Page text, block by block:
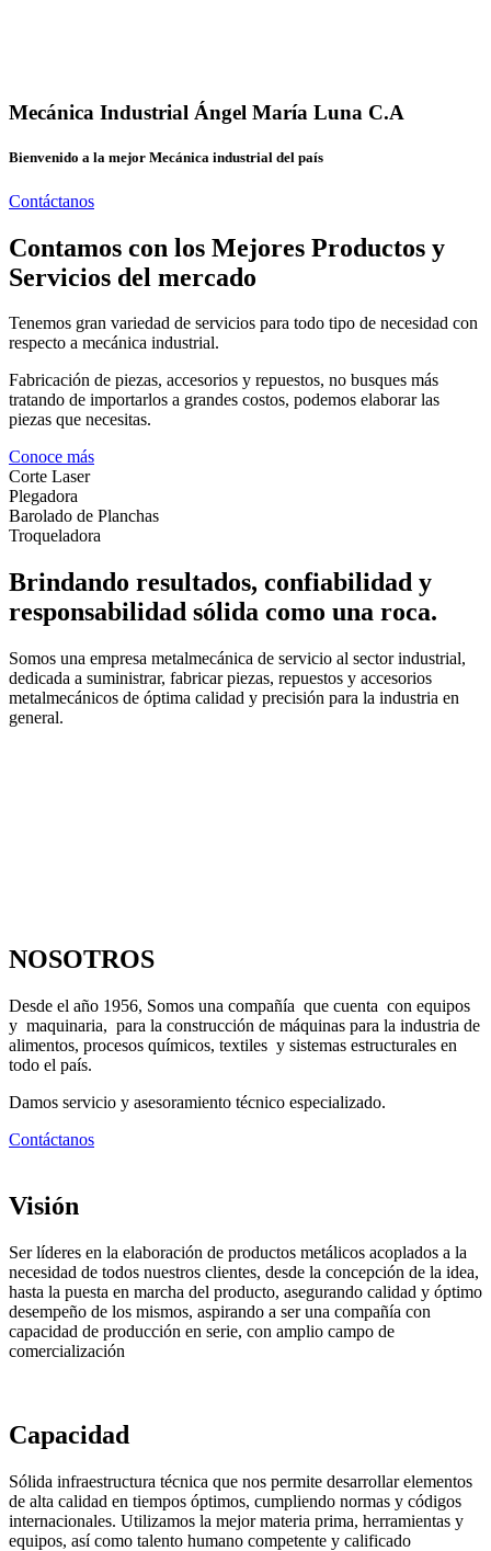
Mecánica Industrial Ángel María Luna C.A
Bienvenido a la mejor Mecánica industrial del país
Contáctanos
Contamos con los Mejores Productos y
Servicios del mercado
Tenemos gran variedad de servicios para todo tipo de necesidad con
respecto a mecánica industrial.
Fabricación de piezas, accesorios y repuestos, no busques más
tratando de importarlos a grandes costos, podemos elaborar las
piezas que necesitas.
Conoce más
Corte Laser
Plegadora
Barolado de Planchas
Troqueladora
Brindando resultados, confiabilidad y
responsabilidad sólida como una roca.
Somos una empresa metalmecánica de servicio al sector industrial,
dedicada a suministrar, fabricar piezas, repuestos y accesorios
metalmecánicos de óptima calidad y precisión para la industria en
general.
NOSOTROS
Desde el año 1956, Somos una compañía que cuenta con equipos
y maquinaria, para la construcción de máquinas para la industria de
alimentos, procesos químicos, textiles y sistemas estructurales en
todo el país.
Damos servicio y asesoramiento técnico especializado.
Contáctanos
Visión
Ser líderes en la elaboración de productos metálicos acoplados a la
necesidad de todos nuestros clientes, desde la concepción de la idea,
hasta la puesta en marcha del producto, asegurando calidad y óptimo
desempeño de los mismos, aspirando a ser una compañía con
capacidad de producción en serie, con amplio campo de
comercialización
Capacidad
Sólida infraestructura técnica que nos permite desarrollar elementos
de alta calidad en tiempos óptimos, cumpliendo normas y códigos
internacionales. Utilizamos la mejor materia prima, herramientas y
equipos, así como talento humano competente y calificado